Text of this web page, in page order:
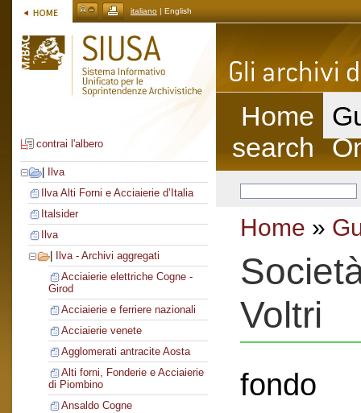
italiano | English
contrai l'albero
Ilva
Ilva Alti Forni e Acciaierie d’Italia
Italsider
Ilva
Ilva - Archivi aggregati
Acciaierie elettriche Cogne -
Girod
Acciaierie e ferriere nazionali
Acciaierie venete
Agglomerati antracite Aosta
Alti forni, Fonderie e Acciaierie
di Piombino
Ansaldo Cogne
Home
search
Home »
Voltri
fondo